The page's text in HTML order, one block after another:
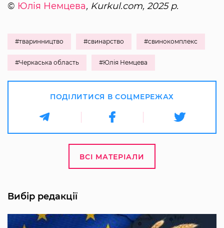
© Юлія Немцева, Kurkul.com, 2025 р.
#тваринництво #свинарство #свинокомплекс
#Черкаська область #Юлія Немцева
ПОДІЛИТИСЯ В СОЦМЕРЕЖАХ
ВСІ МАТЕРІАЛИ
Вибір редакції